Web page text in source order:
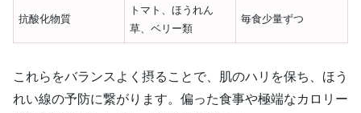
抗酸化物質
トマト、ほうれん
草、ベリー類
毎食少量ずつ
これらをバランスよく摂ることで、肌のハリを保ち、ほう
れい線の予防に繋がります。偏った食事や極端なカロリー